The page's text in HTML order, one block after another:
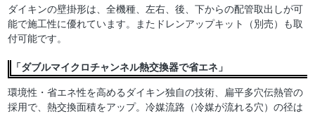
ダイキンの壁掛形は、全機種、左右、後、下からの配管取出しが可
能で施工性に優れています。またドレンアップキット（別売）も取
付可能です。
「ダブルマイクロチャンネル熱交換器で省エネ」
環境性・省エネ性を高めるダイキン独自の技術、扁平多穴伝熱管の
採用で、熱交換面積をアップ。冷媒流路（冷媒が流れる穴）の径は